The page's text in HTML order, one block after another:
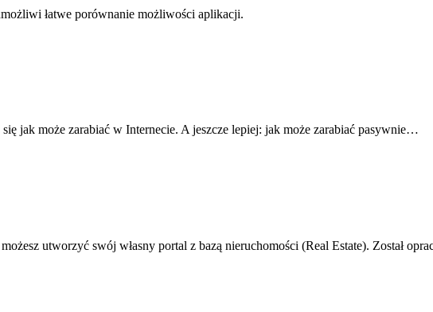
łatwe porównanie możliwości aplikacji.
jak może zarabiać w Internecie. A jeszcze lepiej: jak może zarabiać pasywnie…
utworzyć swój własny portal z bazą nieruchomości (Real Estate). Został